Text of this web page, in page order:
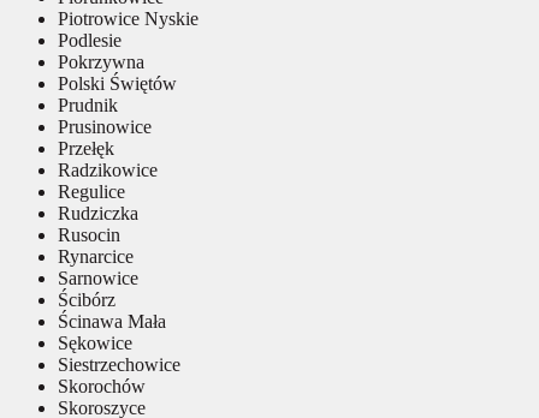
Piotrowice Nyskie
Podlesie
Pokrzywna
Polski Świętów
Prudnik
Prusinowice
Przełęk
Radzikowice
Regulice
Rudziczka
Rusocin
Rynarcice
Sarnowice
Ścibórz
Ścinawa Mała
Sękowice
Siestrzechowice
Skorochów
Skoroszyce